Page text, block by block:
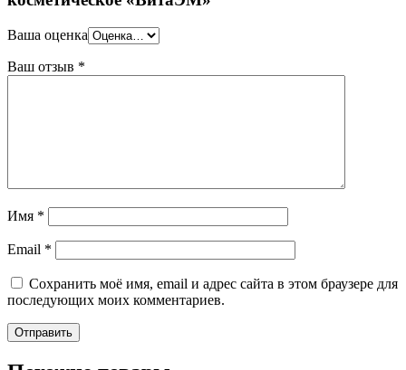
Ваша оценка
Ваш отзыв *
Имя *
Email *
Сохранить моё имя, email и адрес сайта в этом браузере для
последующих моих комментариев.